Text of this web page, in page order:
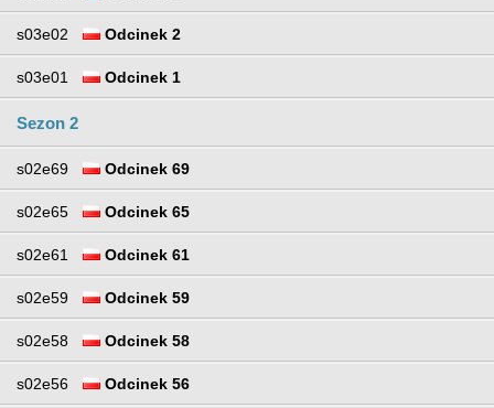
s03e02 Odcinek 2
s03e01 Odcinek 1
Sezon 2
s02e69 Odcinek 69
s02e65 Odcinek 65
s02e61 Odcinek 61
s02e59 Odcinek 59
s02e58 Odcinek 58
s02e56 Odcinek 56